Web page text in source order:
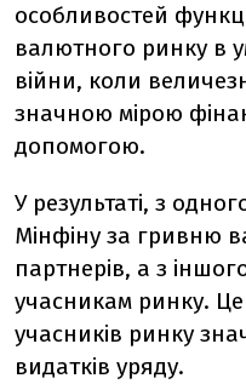
особливостей
валютного ринку в
війни, коли
значною мірою
допомогою.
У результаті, з
Мінфіну за гривню
партнерів, а з
учасникам ринку.
учасників ринку
видатків уряду.